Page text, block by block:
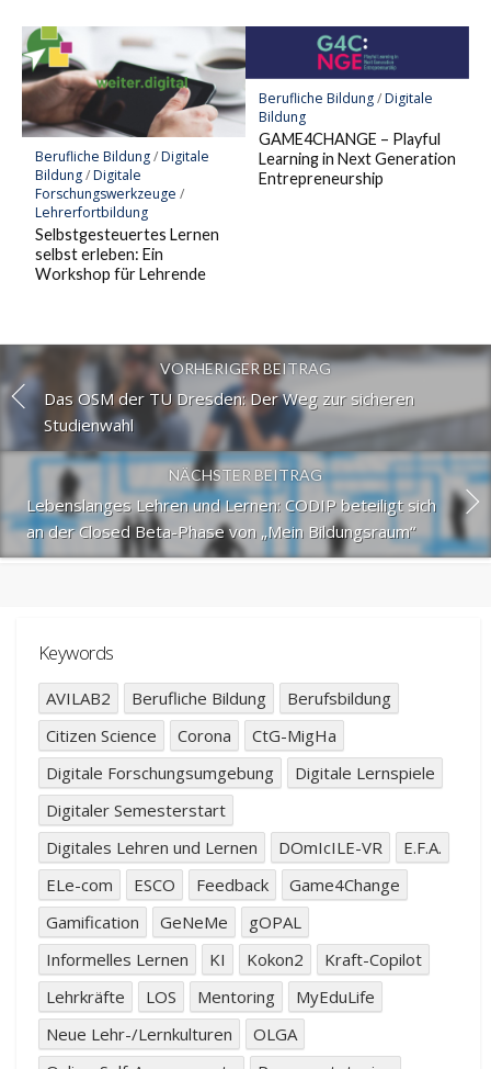
Berufliche Bildung/Digitale
Bildung/Digitale
Forschungswerkzeuge /
Lehrerfortbildung
Selbstgesteuertes Lernen
selbst erleben: Ein
Workshop für Lehrende
Berufliche Bildung/Digitale
Bildung
GAME4CHANGE – Playful
Learning in Next Generation
Entrepreneurship
VORHERIGER BEITRAG
Das OSM der TU Dresden: Der Weg zur sicheren
Studienwahl
NÄCHSTER BEITRAG
Lebenslanges Lehren und Lernen: CODIP beteiligt sich
an der Closed Beta-Phase von „Mein Bildungsraum“
Keywords
AVILAB2 Berufliche Bildung
Berufsbildung
Citizen Science
Corona
CtG-MigHa
Digitale Forschungsumgebung
Digitale Lernspiele
Digitaler Semesterstart
Digitales Lehren und Lernen
DOmIcILE-VR
E.F.A.
ELe-com
ESCO Feedback
Game4Change
Gamification
GeNeMe
gOPAL
Informelles Lernen
KI Kokon2
Kraft-Copilot
Lehrkräfte
LOS Mentoring
MyEduLife
Neue Lehr-/Lernkulturen
OLGA